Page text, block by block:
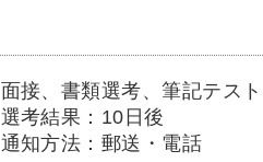
面接、書類選考、筆記テスト
選考結果：10日後
通知方法：郵送・電話